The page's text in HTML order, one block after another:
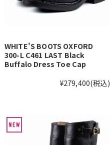
WHITE'S BOOTS OXFORD
300-L C461 LAST Black
Buffalo Dress Toe Cap
¥279,400(税込)